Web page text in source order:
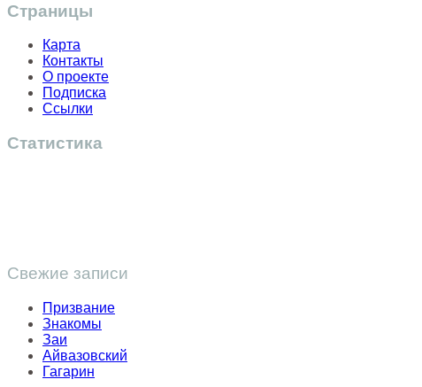
Страницы
Карта
Контакты
О проекте
Подписка
Ссылки
Статистика
Свежие записи
Призвание
Знакомы
Заи
Айвазовский
Гагарин